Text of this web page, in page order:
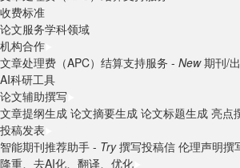
收费标准
论文服务学科领域
机构合作
文章处理费（APC）结算支持服务 - New 期刊/
AI科研工具
论文辅助撰写
文章提纲生成 论文摘要生成 论文标题生成 亮点
投稿发表
智能期刊推荐助手 - Try 撰写投稿信 伦理声明撰
降重、去AI化、翻译、优化